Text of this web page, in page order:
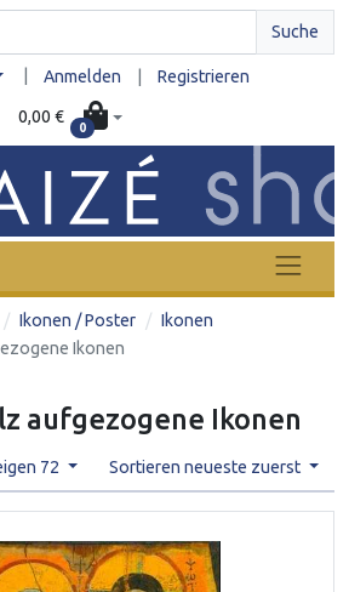
Suche
Anmelden Registrieren
0,00 €
0
Ikonen / Poster
Ikonen
Ikonen
aufgezogene Ikonen
72 Sortieren neueste zuerst